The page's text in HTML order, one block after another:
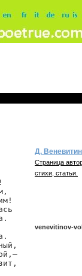
Д.
Страница
стихи, статьи.
venevitinov-